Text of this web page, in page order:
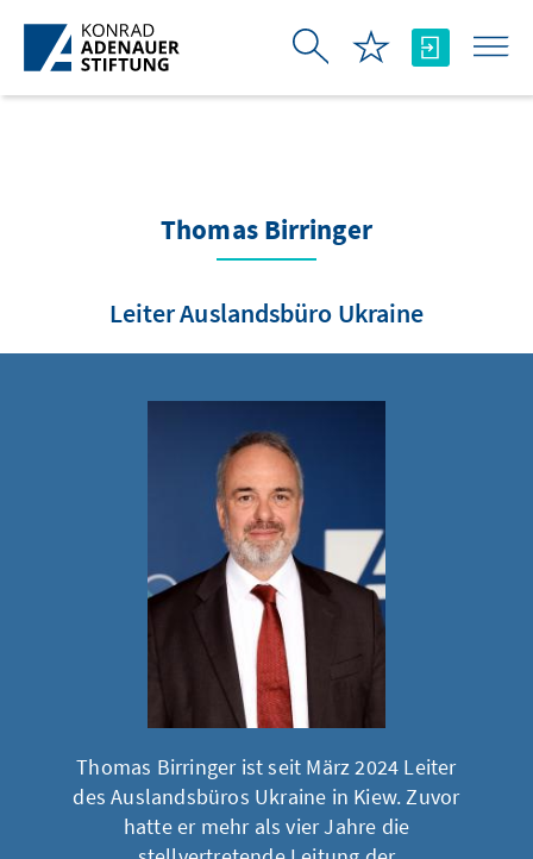
Skip to Main Content
Thomas Birringer
Leiter Auslandsbüro Ukraine
Thomas Birringer ist seit März 2024 Leiter
des Auslandsbüros Ukraine in Kiew. Zuvor
hatte er mehr als vier Jahre die